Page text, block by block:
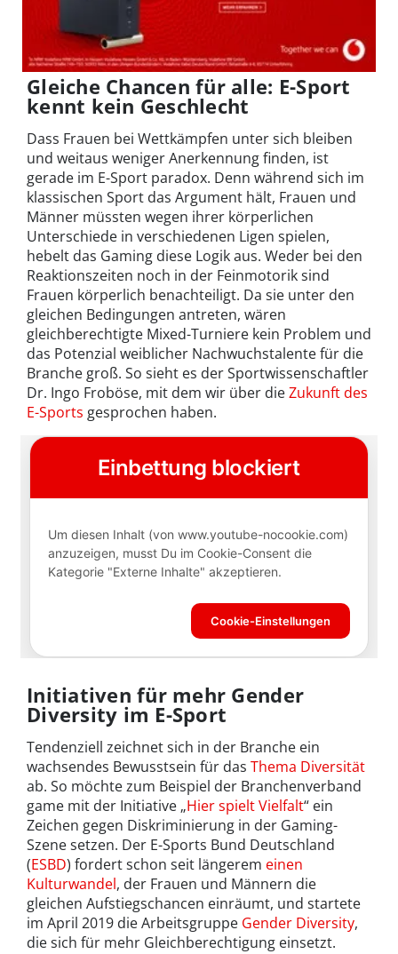
Gleiche Chancen für alle: E-Sport
kennt kein Geschlecht
Dass Frauen bei Wettkämpfen unter sich bleiben
und weitaus weniger Anerkennung finden, ist
gerade im E-Sport paradox. Denn während sich im
klassischen Sport das Argument hält, Frauen und
Männer müssten wegen ihrer körperlichen
Unterschiede in verschiedenen Ligen spielen,
hebelt das Gaming diese Logik aus. Weder bei den
Reaktionszeiten noch in der Feinmotorik sind
Frauen körperlich benachteiligt. Da sie unter den
gleichen Bedingungen antreten, wären
gleichberechtigte Mixed-Turniere kein Problem und
das Potenzial weiblicher Nachwuchstalente für die
Branche groß. So sieht es der Sportwissenschaftler
Dr. Ingo Froböse, mit dem wir über dieZukunft des
E-Sports gesprochen haben.
Initiativen für mehr Gender
Diversity im E-Sport
Tendenziell zeichnet sich in der Branche ein
wachsendes Bewusstsein für das Thema Diversität
ab. So möchte zum Beispiel der Branchenverband
game mit der Initiative „Hier spielt Vielfalt“ ein
Zeichen gegen Diskriminierung in der Gaming-
Szene setzen. Der E-Sports Bund Deutschland
(ESBD) fordert schon seit längerem einen
Kulturwandel, der Frauen und Männern die
gleichen Aufstiegschancen einräumt, und startete
im April 2019 die Arbeitsgruppe Gender Diversity,
die sich für mehr Gleichberechtigung einsetzt.